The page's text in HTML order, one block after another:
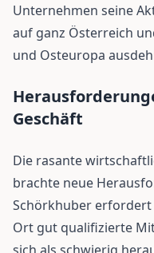
Unternehmen seine
auf ganz Österreich
und Osteuropa
Geschäft
Die rasante
brachte neue
Schörkhuber erfordert
Ort gut qualifizierte